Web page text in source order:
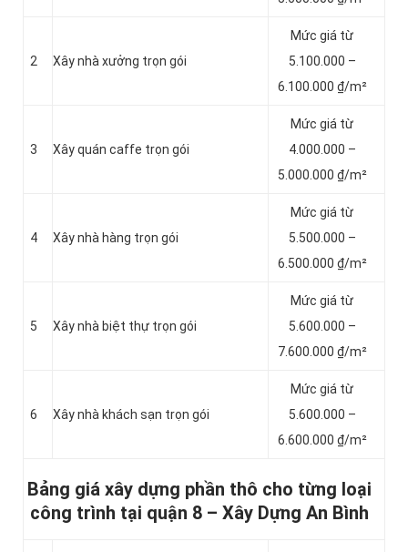
2 Xây nhà xưởng trọn gói
Mức giá từ
5.100.000 –
6.100.000 ₫/m²
3 Xây quán caffe trọn gói
Mức giá từ
4.000.000 –
5.000.000 ₫/m²
4 Xây nhà hàng trọn gói
Mức giá từ
5.500.000 –
6.500.000 ₫/m²
5 Xây nhà biệt thự trọn gói
Mức giá từ
5.600.000 –
7.600.000 ₫/m²
6 Xây nhà khách sạn trọn gói
Mức giá từ
5.600.000 –
6.600.000 ₫/m²
Bảng giá xây dựng phần thô cho từng loại
công trình tại quận 8 – Xây Dựng An Bình